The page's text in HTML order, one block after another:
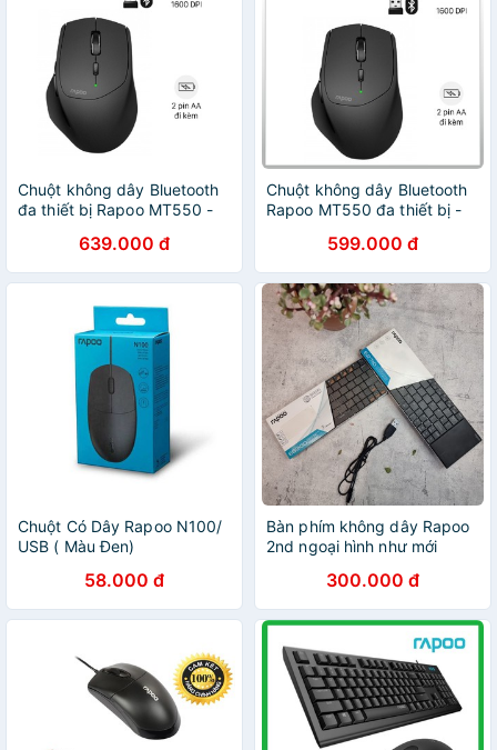
Chuột không dây Bluetooth
đa thiết bị Rapoo MT550 -
639.000 đ
Chuột không dây Bluetooth
Rapoo MT550 đa thiết bị -
2.4 GHz - Bảo hành 2 năm
599.000 đ
Chuột Có Dây Rapoo N100/
USB ( Màu Đen)
58.000 đ
Bàn phím không dây Rapoo
2nd ngoại hình như mới
300.000 đ